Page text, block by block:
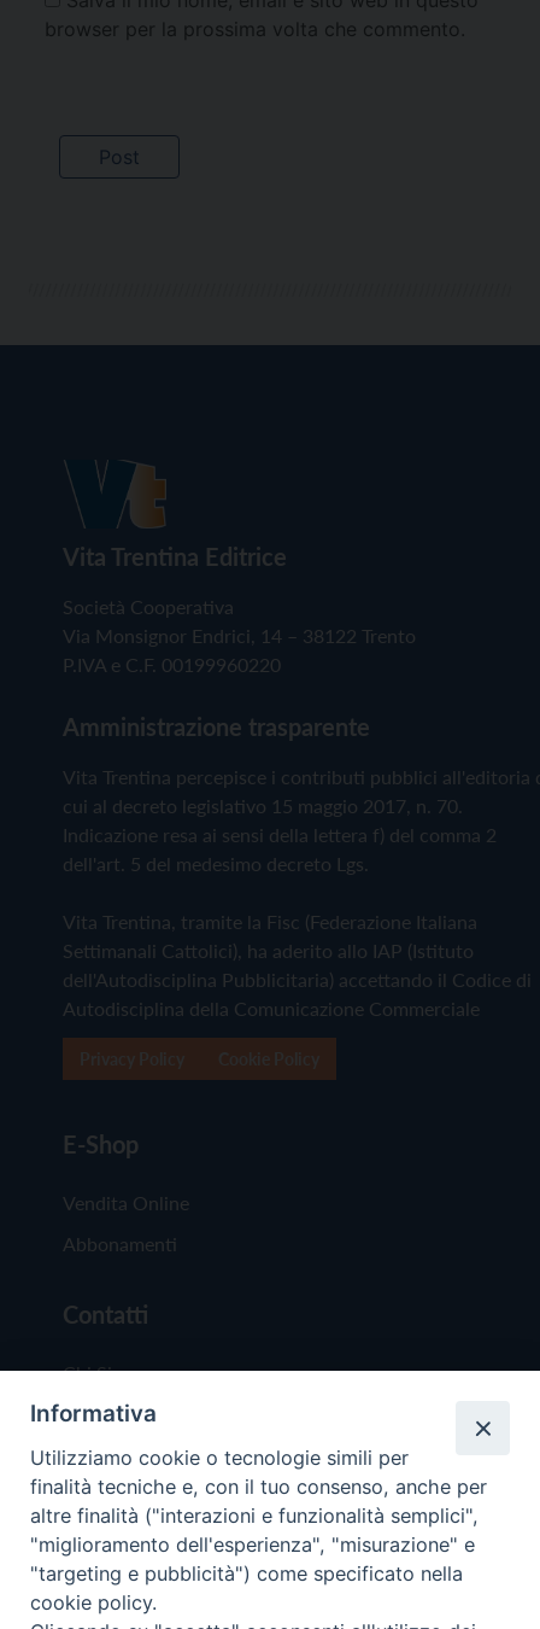
browser per la prossima volta che commento.
Vita Trentina Editrice
Società Cooperativa
Via Monsignor Endrici, 14 – 38122 Trento
P.IVA e C.F. 00199960220
Amministrazione trasparente
Vita Trentina percepisce i contributi pubblici all'editoria
cui al decreto legislativo 15 maggio 2017, n. 70.
Indicazione resa ai sensi della lettera f) del comma 2
dell'art. 5 del medesimo decreto Lgs.
Vita Trentina, tramite la Fisc (Federazione Italiana
Settimanali Cattolici), ha aderito allo IAP (Istituto
dell'Autodisciplina Pubblicitaria) accettando il Codice di
Autodisciplina della Comunicazione Commerciale
E-Shop
Vendita Online
Abbonamenti
Contatti
Chi Siamo
Redazione
Scrivici
Copyright © 2019 - Tutti i diritti riservati - Vita
Informativa
Utilizziamo cookie o tecnologie simili per
finalità tecniche e, con il tuo consenso, anche per
altre finalità ("interazioni e funzionalità semplici",
"miglioramento dell'esperienza", "misurazione" e
"targeting e pubblicità") come specificato nella
cookie policy.